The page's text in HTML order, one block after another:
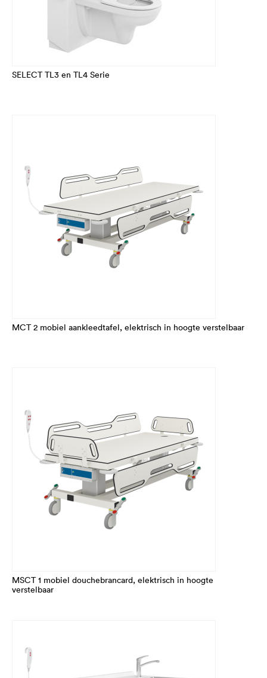
SELECT TL3 en TL4 Serie
MCT 2 mobiel aankleedtafel, elektrisch in hoogte verstelbaar
MSCT 1 mobiel douchebrancard, elektrisch in hoogte
verstelbaar